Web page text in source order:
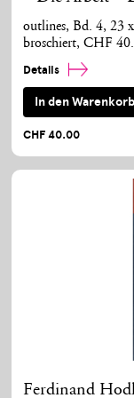
outlines, Bd. 4, 23
broschiert, CHF
Details
In den Warenkorb
CHF 40.00
Ferdinand